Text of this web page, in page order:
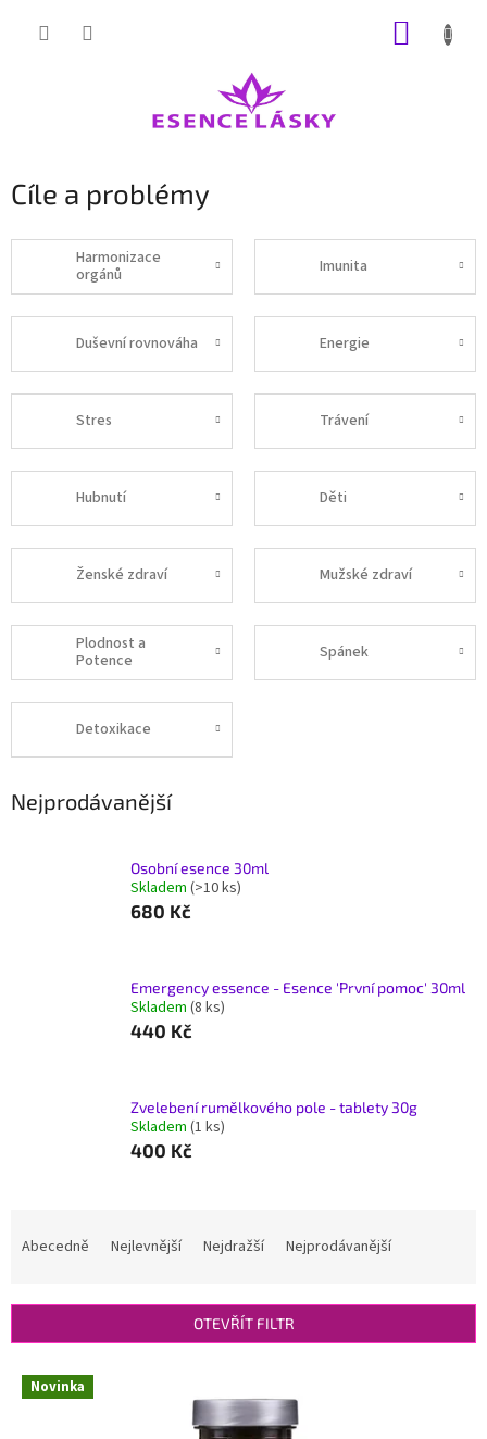
Cíle a problémy
Harmonizace
orgánů
Imunita
Duševní rovnováha Energie
Stres Trávení
Hubnutí Děti
Ženské zdraví Mužské zdraví
Plodnost a
Potence
Spánek
Detoxikace
Nejprodávanější
Osobní esence 30ml
Skladem (>10 ks)
680 Kč
Emergency essence - Esence 'První pomoc' 30ml
Skladem (8 ks)
440 Kč
Zvelebení rumělkového pole - tablety 30g
Skladem (1 ks)
400 Kč
í
Abecedně Nejlevnější Nejdražší Nejprodávanější
OTEVŘÍT FILTR
V Novinka